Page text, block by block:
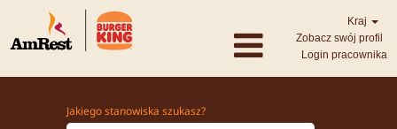
Kraj
Zobacz swój profil
Login pracownika
Jakiego stanowiska szukasz?